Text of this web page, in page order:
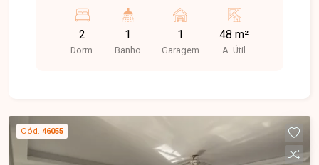
praticidade e comodidade para o dia a dia. O
bairro oferece uma infraestrutura completa e uma
localização estratégica para quem busca
distribuída, 2 quartos, banheiro social, cozinha
funcional e área de serviço integrada de forma
prática aos ambientes. Conta ainda com 1 vaga
2
Dorm.
1
Banho
1
Garagem
48 m²
A. Útil
Cód. 46055